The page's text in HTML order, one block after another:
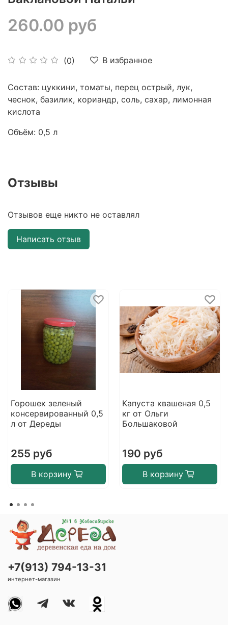
(0) В избранное
260.00 руб
Состав: цуккини, томаты, перец острый, лук,
чеснок, базилик, кориандр, соль, сахар, лимонная
кислота
Объём: 0,5 л
Отзывы
Отзывов еще никто не оставлял
Написать отзыв
Горошек зеленый
консервированный 0,5
л от Дереды
255 руб
В корзину
Капуста квашеная 0,5
кг от Ольги
Большаковой
190 руб
В корзину
+7(913) 794-13-31
интернет-магазин